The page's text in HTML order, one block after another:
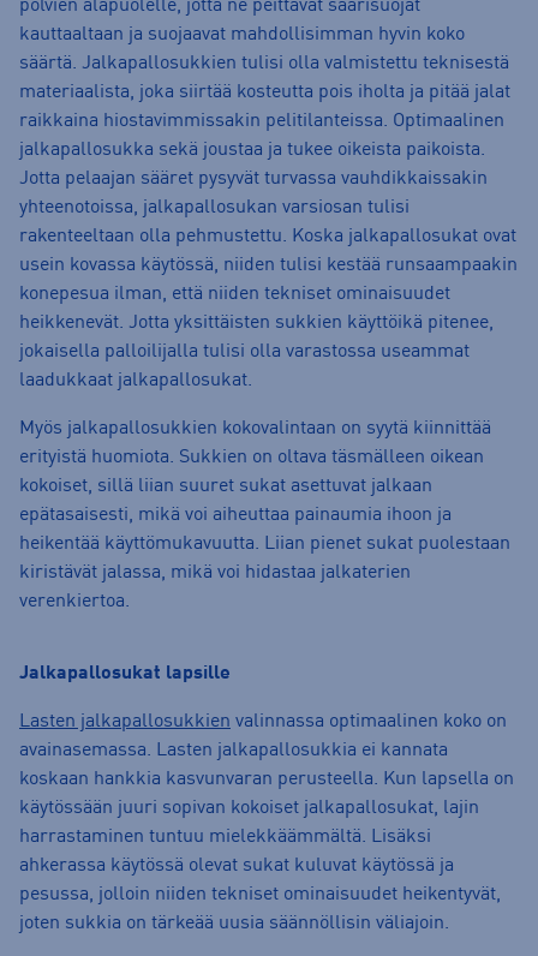
polvien alapuolelle, jotta ne peittävät säärisuojat
kauttaaltaan ja suojaavat mahdollisimman hyvin koko
säärtä. Jalkapallosukkien tulisi olla valmistettu teknisestä
materiaalista, joka siirtää kosteutta pois iholta ja pitää jalat
raikkaina hiostavimmissakin pelitilanteissa. Optimaalinen
jalkapallosukka sekä joustaa ja tukee oikeista paikoista.
Jotta pelaajan sääret pysyvät turvassa vauhdikkaissakin
yhteenotoissa, jalkapallosukan varsiosan tulisi
rakenteeltaan olla pehmustettu. Koska jalkapallosukat ovat
usein kovassa käytössä, niiden tulisi kestää runsaampaakin
konepesua ilman, että niiden tekniset ominaisuudet
heikkenevät. Jotta yksittäisten sukkien käyttöikä pitenee,
jokaisella palloilijalla tulisi olla varastossa useammat
laadukkaat jalkapallosukat.
Myös jalkapallosukkien kokovalintaan on syytä kiinnittää
erityistä huomiota. Sukkien on oltava täsmälleen oikean
kokoiset, sillä liian suuret sukat asettuvat jalkaan
epätasaisesti, mikä voi aiheuttaa painaumia ihoon ja
heikentää käyttömukavuutta. Liian pienet sukat puolestaan
kiristävät jalassa, mikä voi hidastaa jalkaterien
verenkiertoa.
Jalkapallosukat lapsille
Lasten jalkapallosukkien valinnassa optimaalinen koko on
avainasemassa. Lasten jalkapallosukkia ei kannata
koskaan hankkia kasvunvaran perusteella. Kun lapsella on
käytössään juuri sopivan kokoiset jalkapallosukat, lajin
harrastaminen tuntuu mielekkäämmältä. Lisäksi
ahkerassa käytössä olevat sukat kuluvat käytössä ja
pesussa, jolloin niiden tekniset ominaisuudet heikentyvät,
joten sukkia on tärkeää uusia säännöllisin väliajoin.